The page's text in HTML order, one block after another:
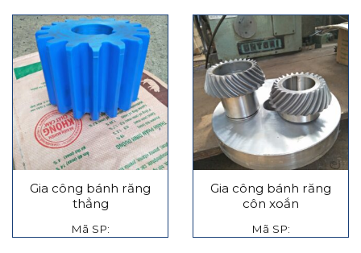
Gia công bánh răng
thẳng
Mã SP:
Gia công bánh răng
côn xoắn
Mã SP: